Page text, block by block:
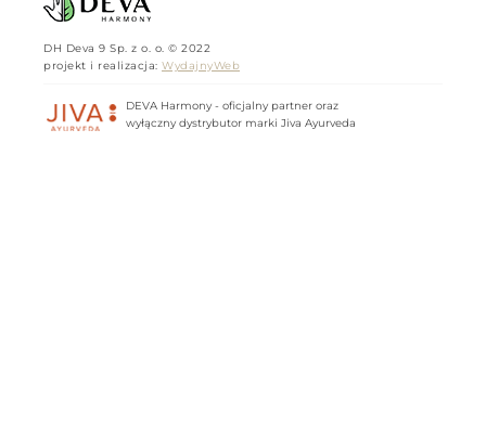
DH Deva 9 Sp. z o. o. © 2022
projekt i realizacja: WydajnyWeb
DEVA Harmony - oficjalny partner oraz
wyłączny dystrybutor marki Jiva Ayurveda